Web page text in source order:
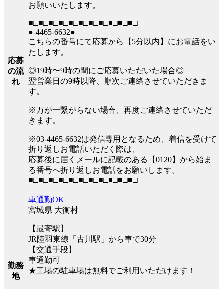
応募
の流
れ
お願いいたします。
■□■□■□■□■□■□■□■□■□■□■□
●-4465-6632●
こちらの番号にて応募から【5分以内】にお電話をい
たします。
◎19時〜9時の間にご応募いただいた場合◎
翌営業日の9時以降、順次ご連絡させていただきま
す。
※万が一繋がらない場合、再度ご連絡させていただ
きます。
※03-4465-6632は発信専用となるため、着信を受けて
折り返しお電話いただく際は、
応募後に届くメールに記載のある【0120】から始ま
る番号へ折り返しお電話をお願いします。
■□■□■□■□■□■□■□■□■□■□■□
勤務
地
車通勤OK
宮城県 大衡村
【最寄駅】
JR陸羽東線「古川駅」から車で30分
【交通手段】
車通勤可
★工場の駐車場は無料でご利用いただけます！